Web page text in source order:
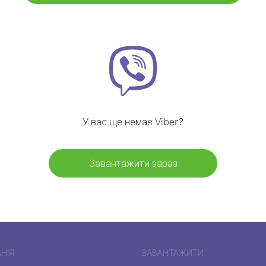
У вас ще немає Viber?
Завантажити зараз
ЗАВАНТАЖИТИ